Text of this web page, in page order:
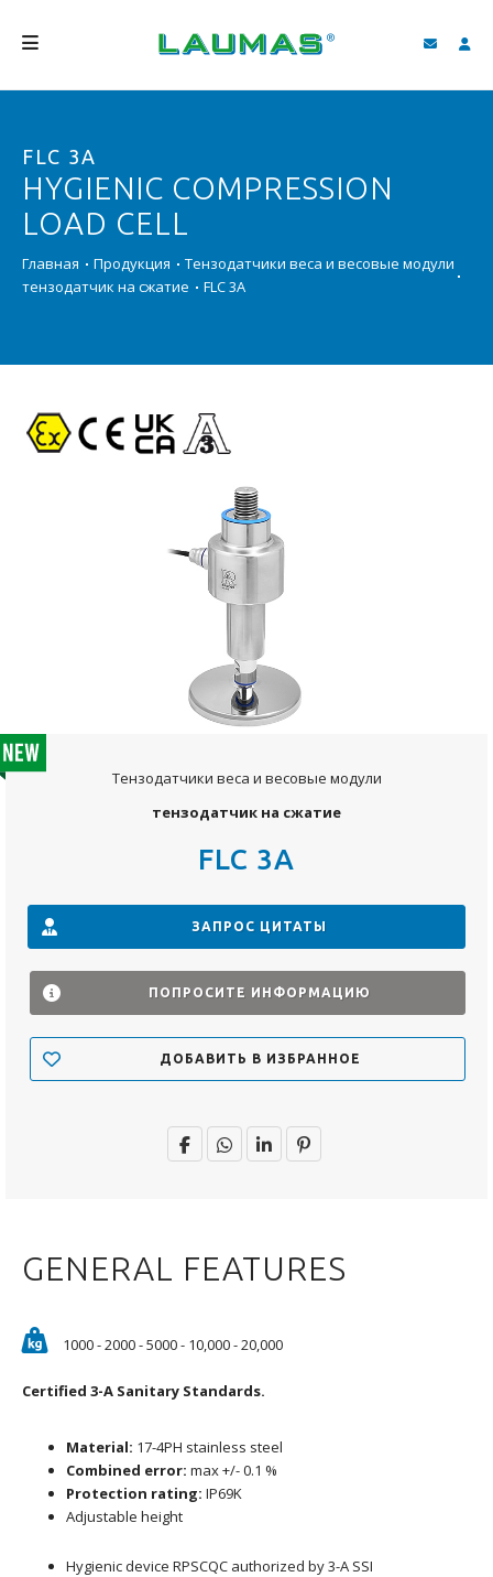
ПРОДУКЦИЯ
УСЛУГИ
ВИДЕО ГАЛЕРЕЯ
ПОИСК
FLC 3A
HYGIENIC COMPRESSION
LOAD CELL
Главная Продукция
Тензодатчики веса и весовые модули
тензодатчик на сжатие
FLC 3A
Тензодатчики веса и весовые модули
тензодатчик на сжатие
FLC 3A
ЗАПРОС ЦИТАТЫ
ПОПРОСИТЕ ИНФОРМАЦИЮ
ДОБАВИТЬ В ИЗБРАННОЕ
GENERAL FEATURES
1000 - 2000 - 5000 - 10,000 - 20,000
Certified 3-A Sanitary Standards.
Material: 17-4PH stainless steel
Combined error: max +/- 0.1 %
Protection rating: IP69K
Adjustable height
Hygienic device RPSCQC authorized by 3-A SSI